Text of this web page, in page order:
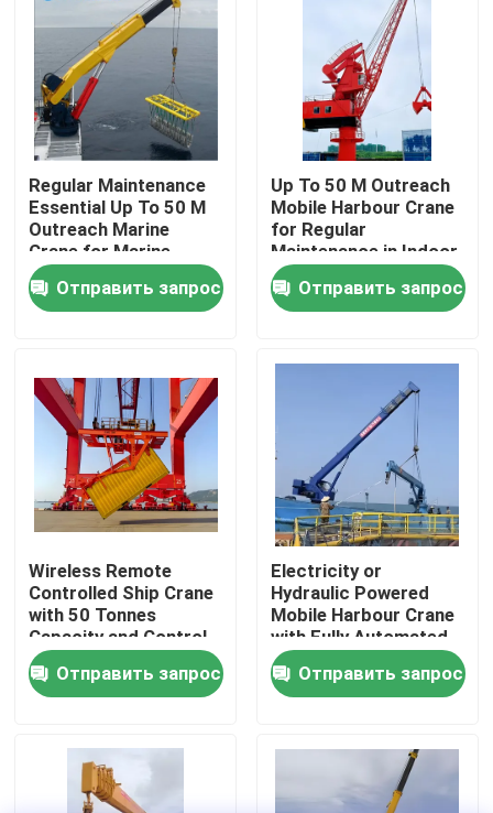
Дом
Продукты
О нас
Путешествие фабрики
Проверка качества
Свяжитесь мы
Спросите цитату
Машина крана подъема
кран на гусеничном ходе паука
Regular Maintenance
Essential Up To 50 M
Outreach Marine
Crane for Marine
Operations
Отправить запрос
Up To 50 M Outreach
Mobile Harbour Crane
for Regular
Maintenance in Indoor
or Outdoor
Environments
Отправить запрос
Wireless Remote
Controlled Ship Crane
with 50 Tonnes
Capacity and Control
System
Отправить запрос
Electricity or
Hydraulic Powered
Mobile Harbour Crane
with Fully Automated
Safety System and
Performance
Отправить запрос